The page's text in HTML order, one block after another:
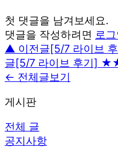
첫 댓글을 남겨보세요.
댓글을 작성하려면 로그
▲ 이전글[5/7 라이브
글[5/7 라이브 후기]
← 전체글보기
게시판
전체 글
공지사항